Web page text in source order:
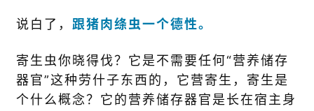
说白了， 跟猪肉绦虫一个德性。
寄生虫你晓得伐？它是不需要任何“营养储存
器官”这种劳什子东西的，它营寄生，寄生是
个什么概念？它的营养储存器官是长在宿主身